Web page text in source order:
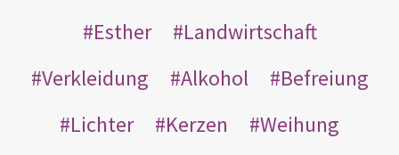
Esther
Landwirtschaft
Verkleidung
Alkohol
Befreiung
Lichter
Kerzen
Weihung